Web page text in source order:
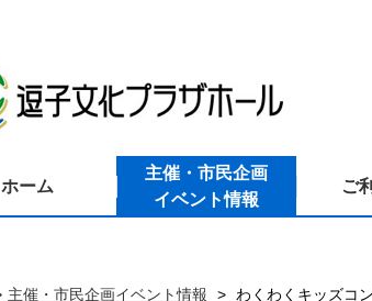
ホーム
主催・市民企画
イベント情報
ご
主催・市民企画イベント情報 わくわくキッズコ